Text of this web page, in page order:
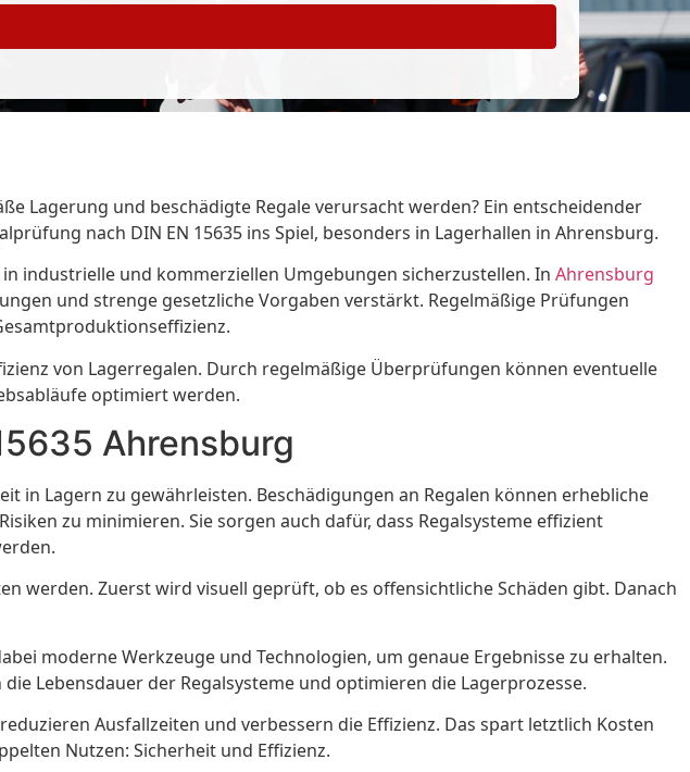
Lagerung und beschädigte Regale verursacht werden? Ein entscheidender
nach DIN EN 15635 ins Spiel, besonders in Lagerhallen in Ahrensburg.
industrielle und kommerziellen Umgebungen sicherzustellen. In Ahrensburg
und strenge gesetzliche Vorgaben verstärkt. Regelmäßige Prüfungen
von Lagerregalen. Durch regelmäßige Überprüfungen können eventuelle
optimiert werden.
Ahrensburg
in Lagern zu gewährleisten. Beschädigungen an Regalen können erhebliche
zu minimieren. Sie sorgen auch dafür, dass Regalsysteme effizient
werden. Zuerst wird visuell geprüft, ob es offensichtliche Schäden gibt. Danach
moderne Werkzeuge und Technologien, um genaue Ergebnisse zu erhalten.
Lebensdauer der Regalsysteme und optimieren die Lagerprozesse.
Ausfallzeiten und verbessern die Effizienz. Das spart letztlich Kosten
Nutzen: Sicherheit und Effizienz.